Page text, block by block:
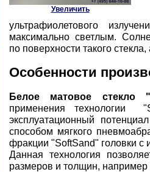
Увеличить
ультрафиолетового
максимально светлым.
по поверхности такого
Особенности
Белое матовое стекло
применения технологии
эксплуатационный
способом мягкого
фракции "SoftSand" головки
Данная технология
размеров и толщин,